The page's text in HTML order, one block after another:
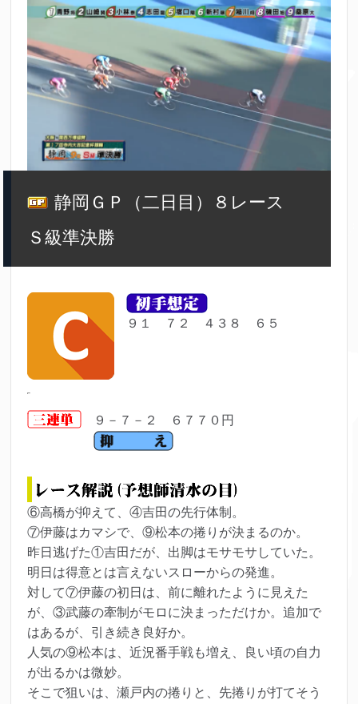
静岡ＧＰ（二日目）８レース
Ｓ級準決勝
９１ ７２ ４３８ ６５
９－７－２ ６７７０円
⑥高橋が抑えて、④吉田の先行体制。
⑦伊藤はカマシで、⑨松本の捲りが決まるのか。
昨日逃げた①吉田だが、出脚はモサモサしていた。
明日は得意とは言えないスローからの発進。
対して⑦伊藤の初日は、前に離れたように見えた
が、③武藤の牽制がモロに決まっただけか。追加で
はあるが、引き続き良好か。
人気の⑨松本は、近況番手戦も増え、良い頃の自力
が出るかは微妙。
そこで狙いは、瀬戸内の捲りと、先捲りが打てそう